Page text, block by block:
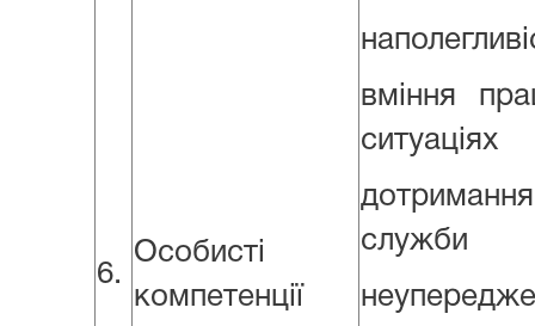
6.
Особисті
компетенції
вміння
ситуаціях
служби